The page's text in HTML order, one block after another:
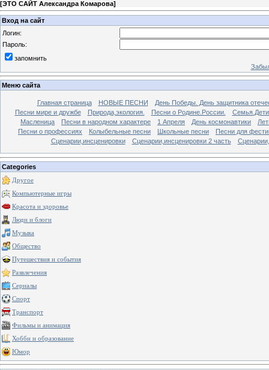
[ЭТО САЙТ Александра Комарова]
Вход на сайт
Логин:
Пароль:
запомнить
Меню сайта
Главная страница НОВЫЕ ПЕСНИ
День Победы. День защитника
Песни мире и дружбе
Природа,экология. Песни о Родине.России.
Масленица
Песни в народном характере 1 Апреля День космонавтики
Песни о профессиях
Колыбельные песни Школьные песни
Песни для
Сценарии,инсценировки
Сценарии,инсценировки 2 часть
Categories
Другое
Компьютерные игры
Красота и здоровье
Люди и блоги
Музыка
Общество
Путешествия и события
Развлечения
Сериалы
Спорт
Транспорт
Фильмы и анимация
Хобби и образование
Юмор